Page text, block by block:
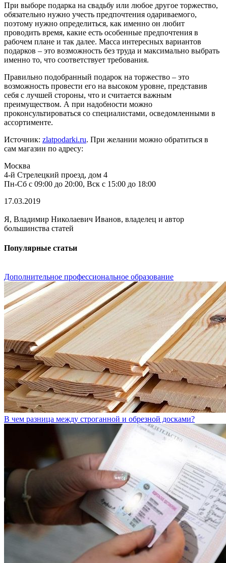
При выборе подарка на свадьбу или любое другое торжество,
обязательно нужно учесть предпочтения одариваемого,
поэтому нужно определиться, как именно он любит
проводить время, какие есть особенные предпочтения в
рабочем плане и так далее. Масса интересных вариантов
подарков – это возможность без труда и максимально выбрать
именно то, что соответствует требования.
Правильно подобранный подарок на торжество – это
возможность провести его на высоком уровне, представив
себя с лучшей стороны, что и считается важным
преимуществом. А при надобности можно
проконсультироваться со специалистами, осведомленными в
ассортименте.
Источник: zlatpodarki.ru. При желании можно обратиться в
сам магазин по адресу:
Москва
4-й Стрелецкий проезд, дом 4
Пн-Сб с 09:00 до 20:00, Вск с 15:00 до 18:00
17.03.2019
Я, Владимир Николаевич Иванов, владелец и автор
большинства статей
Популярные статьи
Дополнительное профессиональное образование
В чем разница между строганной и обрезной досками?